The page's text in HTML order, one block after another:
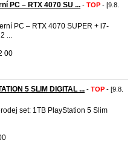
PC – RTX 4070 SU ... - TOP - [9.8.
PC – RTX 4070 SUPER + i7-
...
00
5 SLIM DIGITAL ... - TOP - [9.8.
set: 1TB PlayStation 5 Slim